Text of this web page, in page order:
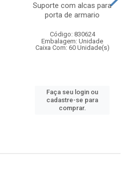
Suporte com alcas para
porta de armario
Código: 830624
Embalagem: Unidade
Caixa Com: 60 Unidade(s)
Faça seu login ou
cadastre-se para
comprar.